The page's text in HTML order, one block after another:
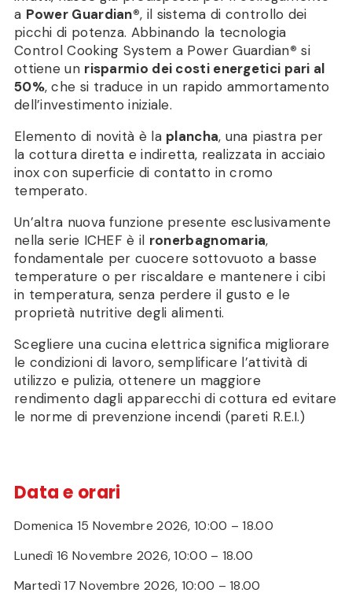
a Power Guardian®, il sistema di controllo dei
picchi di potenza. Abbinando la tecnologia
Control Cooking System a Power Guardian® si
ottiene un risparmio dei costi energetici pari al
50%, che si traduce in un rapido ammortamento
dell’investimento iniziale.
Elemento di novità è la plancha, una piastra per
la cottura diretta e indiretta, realizzata in acciaio
inox con superficie di contatto in cromo
temperato.
Un’altra nuova funzione presente esclusivamente
nella serie ICHEF è il ronerbagnomaria,
fondamentale per cuocere sottovuoto a basse
temperature o per riscaldare e mantenere i cibi
in temperatura, senza perdere il gusto e le
proprietà nutritive degli alimenti.
Scegliere una cucina elettrica significa migliorare
le condizioni di lavoro, semplificare l’attività di
utilizzo e pulizia, ottenere un maggiore
rendimento dagli apparecchi di cottura ed evitare
le norme di prevenzione incendi (pareti R.E.I.)
Data e orari
Domenica 15 Novembre 2026, 10:00 – 18.00
Lunedì 16 Novembre 2026, 10:00 – 18.00
Martedì 17 Novembre 2026, 10:00 – 18.00